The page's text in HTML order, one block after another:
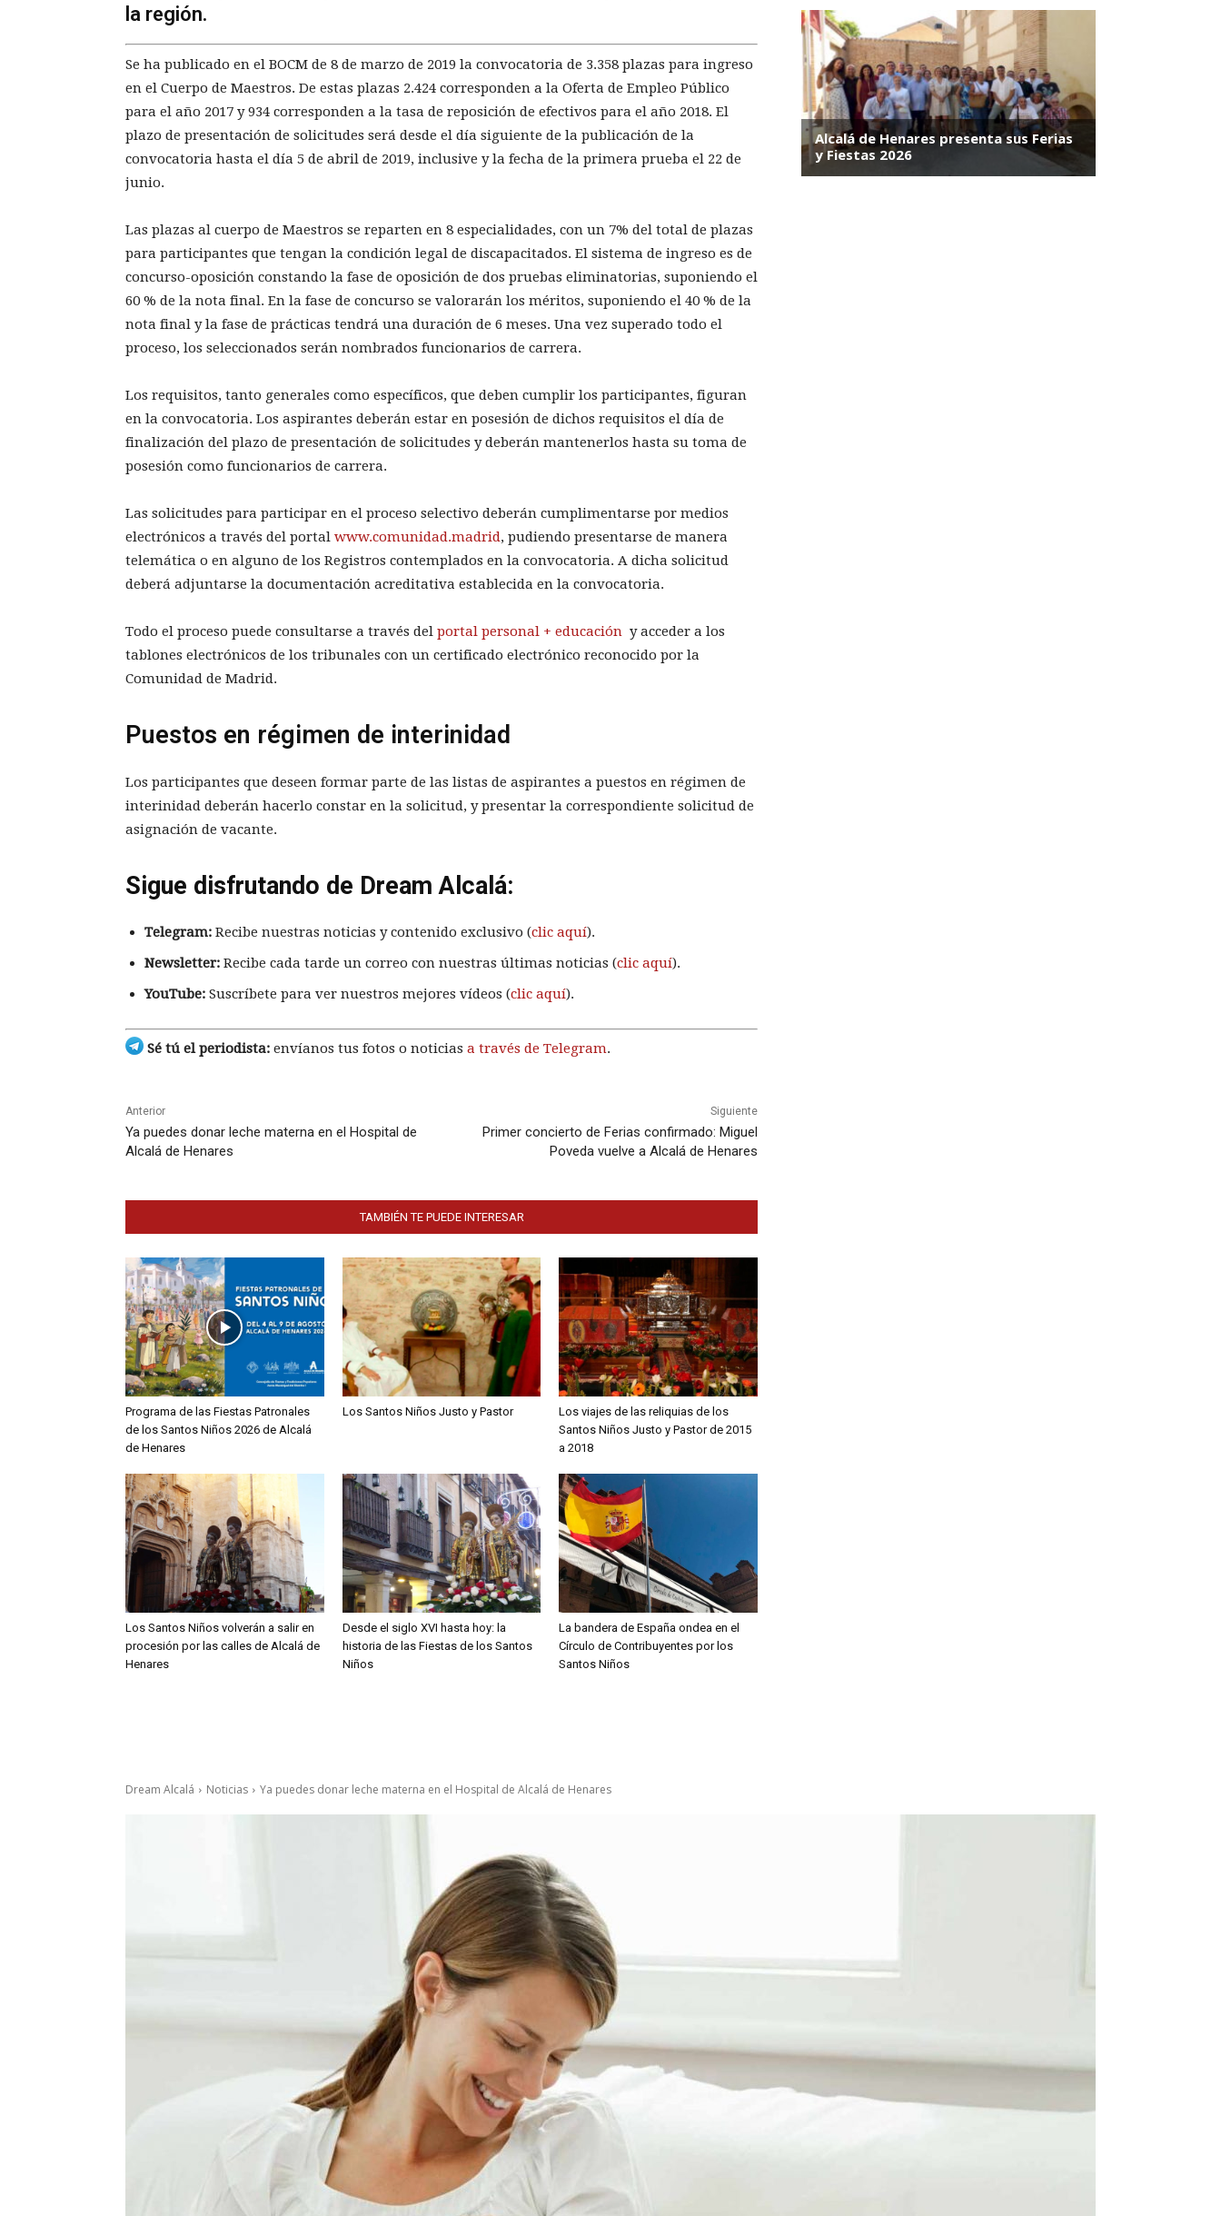
la región.
Se ha publicado en el BOCM de 8 de marzo de 2019 la convocatoria de 3.358 plazas para ingreso
en el Cuerpo de Maestros. De estas plazas 2.424 corresponden a la Oferta de Empleo Público
para el año 2017 y 934 corresponden a la tasa de reposición de efectivos para el año 2018. El
plazo de presentación de solicitudes será desde el día siguiente de la publicación de la
convocatoria hasta el día 5 de abril de 2019, inclusive y la fecha de la primera prueba el 22 de
junio.
Las plazas al cuerpo de Maestros se reparten en 8 especialidades, con un 7% del total de plazas
para participantes que tengan la condición legal de discapacitados. El sistema de ingreso es de
concurso-oposición constando la fase de oposición de dos pruebas eliminatorias, suponiendo el
60 % de la nota final. En la fase de concurso se valorarán los méritos, suponiendo el 40 % de la
nota final y la fase de prácticas tendrá una duración de 6 meses. Una vez superado todo el
proceso, los seleccionados serán nombrados funcionarios de carrera.
Los requisitos, tanto generales como específicos, que deben cumplir los participantes, figuran
en la convocatoria. Los aspirantes deberán estar en posesión de dichos requisitos el día de
finalización del plazo de presentación de solicitudes y deberán mantenerlos hasta su toma de
posesión como funcionarios de carrera.
Las solicitudes para participar en el proceso selectivo deberán cumplimentarse por medios
electrónicos a través del portal www.comunidad.madrid, pudiendo presentarse de manera
telemática o en alguno de los Registros contemplados en la convocatoria. A dicha solicitud
deberá adjuntarse la documentación acreditativa establecida en la convocatoria.
Todo el proceso puede consultarse a través del portal personal + educación y acceder a los
tablones electrónicos de los tribunales con un certificado electrónico reconocido por la
Comunidad de Madrid.
Puestos en régimen de interinidad
Los participantes que deseen formar parte de las listas de aspirantes a puestos en régimen de
interinidad deberán hacerlo constar en la solicitud, y presentar la correspondiente solicitud de
asignación de vacante.
Sigue disfrutando de Dream Alcalá:
Telegram: Recibe nuestras noticias y contenido exclusivo (clic aquí).
Newsletter: Recibe cada tarde un correo con nuestras últimas noticias (clic aquí).
YouTube: Suscríbete para ver nuestros mejores vídeos (clic aquí).
Sé tú el periodista: envíanos tus fotos o noticias a través de Telegram.
Anterior
Ya puedes donar leche materna en el Hospital de
Alcalá de Henares
Siguiente
Primer concierto de Ferias confirmado: Miguel
Poveda vuelve a Alcalá de Henares
TAMBIÉN TE PUEDE INTERESAR
Programa de las Fiestas Patronales
de los Santos Niños 2026 de Alcalá
de Henares
Los Santos Niños Justo y Pastor
Los viajes de las reliquias de los
Santos Niños Justo y Pastor de 2015
a 2018
Los Santos Niños volverán a salir en
procesión por las calles de Alcalá de
Henares
Desde el siglo XVI hasta hoy: la
historia de las Fiestas de los Santos
Niños
La bandera de España ondea en el
Círculo de Contribuyentes por los
Santos Niños